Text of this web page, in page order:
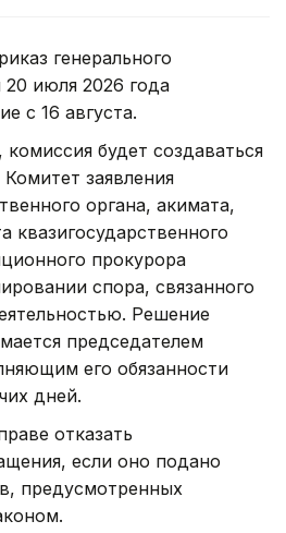
генерального
июля 2026 года
с 16 августа.
будет создаваться
заявления
органа, акимата,
квазигосударственного
прокурора
спора, связанного
Решение
председателем
его обязанности
дней.
отказать
если оно подано
предусмотренных